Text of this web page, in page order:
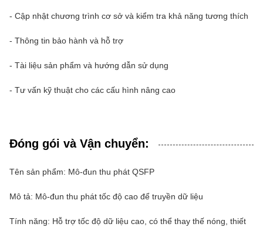
- Cập nhật chương trình cơ sở và kiểm tra khả năng tương thích
- Thông tin bảo hành và hỗ trợ
- Tài liệu sản phẩm và hướng dẫn sử dụng
- Tư vấn kỹ thuật cho các cấu hình nâng cao
Đóng gói và Vận chuyển:
Tên sản phẩm: Mô-đun thu phát QSFP
Mô tả: Mô-đun thu phát tốc độ cao để truyền dữ liệu
Tính năng: Hỗ trợ tốc độ dữ liệu cao, có thể thay thế nóng, thiết